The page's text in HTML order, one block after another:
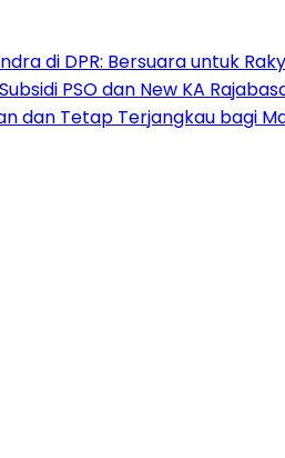
di DPR: Bersuara untuk
Subsidi PSO dan New KA
dan Tetap Terjangkau bagi